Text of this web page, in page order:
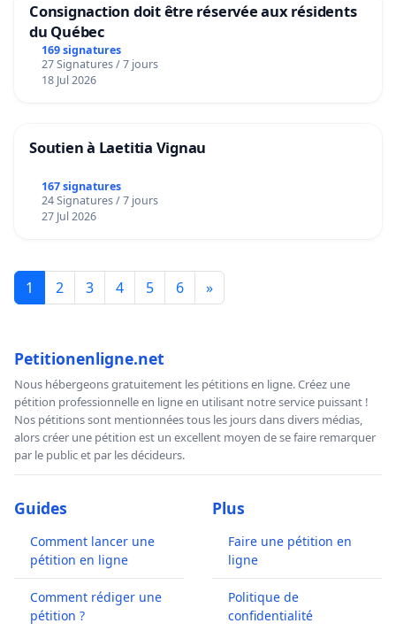
Consignaction doit être réservée aux résidents
du Québec
169 signatures
27 Signatures / 7 jours
18 Jul 2026
Soutien à Laetitia Vignau
167 signatures
24 Signatures / 7 jours
27 Jul 2026
1 2 3 4 5 6 »
Petitionenligne.net
Nous hébergeons gratuitement les pétitions en ligne. Créez une
pétition professionnelle en ligne en utilisant notre service puissant !
Nos pétitions sont mentionnées tous les jours dans divers médias,
alors créer une pétition est un excellent moyen de se faire remarquer
par le public et par les décideurs.
Guides
Comment lancer une
pétition en ligne
Comment rédiger une
pétition ?
Plus
Faire une pétition en
ligne
Politique de
confidentialité